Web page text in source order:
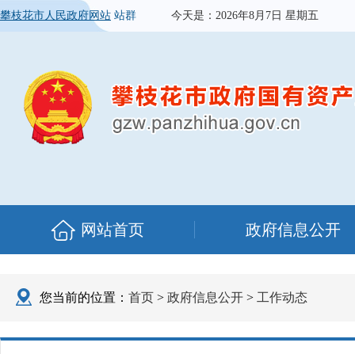
攀枝花市人民政府网站 站群 今天是： 2026年8月7日 星期五
网站首页 政府信息公开
您当前的位置： 首页 > 政府信息公开 > 工作动态